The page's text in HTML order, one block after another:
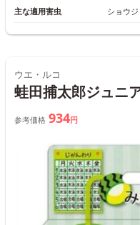
主な適用害虫 ショウ
ウエ・ルコ
蛙田捕太郎ジュニ
参考価格 934円